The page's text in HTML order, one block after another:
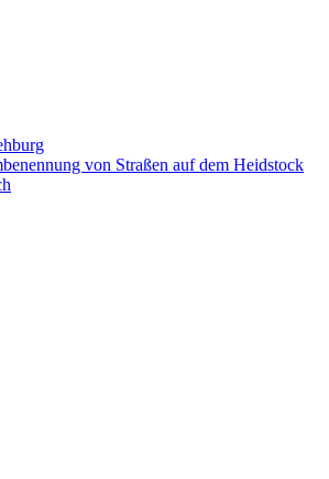
von Straßen auf dem Heidstock